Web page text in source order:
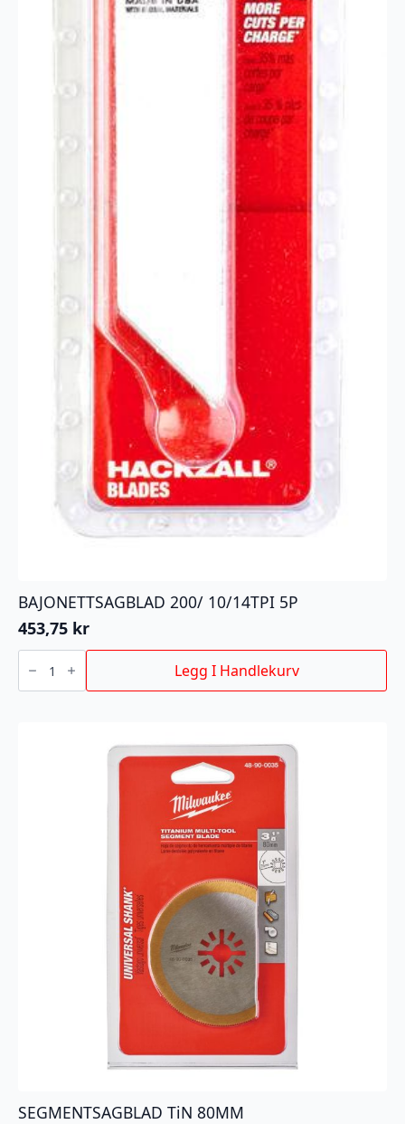
BAJONETTSAGBLAD 200/ 10/14TPI 5P
453,75 kr
BAJONETTSAGBLAD
200/
10/14TPI
5P
Legg I Handlekurv
SEGMENTSAGBLAD TiN 80MM